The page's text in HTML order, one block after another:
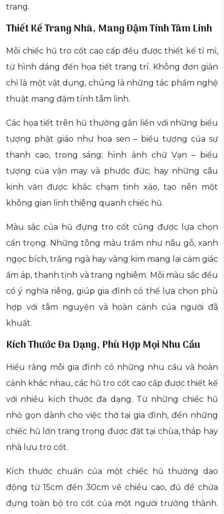
trang.
Thiết Kế Trang Nhã, Mang Đậm Tính Tâm Linh
Mỗi chiếc hũ tro cốt cao cấp đều được thiết kế tỉ mỉ,
từ hình dáng đến họa tiết trang trí. Không đơn giản
chỉ là một vật dụng, chúng là những tác phẩm nghệ
thuật mang đậm tính tâm linh.
Các họa tiết trên hũ thường gắn liền với những biểu
tượng phật giáo như hoa sen – biểu tượng của sự
thanh cao, trong sáng; hình ảnh chữ Vạn – biểu
tượng của vận may và phước đức; hay những câu
kinh văn được khắc chạm tinh xảo, tạo nên một
không gian linh thiêng quanh chiếc hũ.
Màu sắc của hũ đựng tro cốt cũng được lựa chọn
cẩn trọng. Những tông màu trầm như nâu gỗ, xanh
ngọc bích, trắng ngà hay vàng kim mang lại cảm giác
ấm áp, thanh tịnh và trang nghiêm. Mỗi màu sắc đều
có ý nghĩa riêng, giúp gia đình có thể lựa chọn phù
hợp với tâm nguyện và hoàn cảnh của người đã
khuất.
Kích Thước Đa Dạng, Phù Hợp Mọi Nhu Cầu
Hiểu rằng mỗi gia đình có những nhu cầu và hoàn
cảnh khác nhau, các hũ tro cốt cao cấp được thiết kế
với nhiều kích thước đa dạng. Từ những chiếc hũ
nhỏ gọn dành cho việc thờ tại gia đình, đến những
chiếc hũ lớn trang trọng được đặt tại chùa, tháp hay
nhà lưu tro cốt.
Kích thước chuẩn của một chiếc hũ thường dao
động từ 15cm đến 30cm về chiều cao, đủ để chứa
đựng toàn bộ tro cốt của một người trưởng thành.